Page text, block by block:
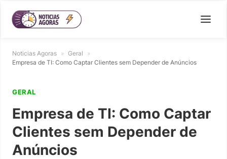
Noticias Agoras » Geral
»
Empresa de TI: Como Captar Clientes sem Depender de Anúncios
GERAL
Empresa de TI: Como Captar
Clientes sem Depender de
Anúncios